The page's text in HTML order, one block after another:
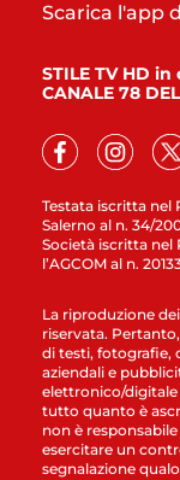
Testata iscritta nel
Salerno al n. 34/
Società iscritta nel
l’AGCOM al n.
Scarica l'app
STILE TV HD
CANALE 78
La riproduzione
riservata.
di testi, fotografie,
aziendali e
elettronico/digitale
tutto quanto è
non è
esercitare un
segnalazione